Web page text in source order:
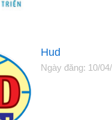
Hud
Ngày đăng: 10/